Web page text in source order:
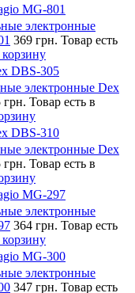
MG-801
электронные
369 грн. Товар есть
DBS-305
электронные Dex
грн. Товар есть в
DBS-310
электронные Dex
грн. Товар есть в
MG-297
электронные
364 грн. Товар есть
MG-300
электронные
347 грн. Товар есть